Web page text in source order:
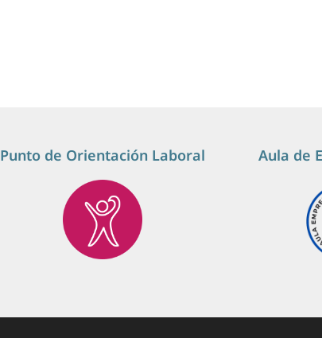
Punto de Orientación Laboral Aula de